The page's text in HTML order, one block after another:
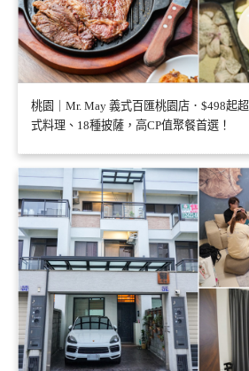
桃園｜Mr. May 義式百匯桃園店．$498起
式料理、18種披薩，高CP值聚餐首選！